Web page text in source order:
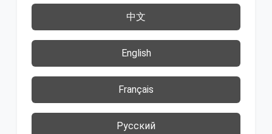
中文
English
Français
Русский